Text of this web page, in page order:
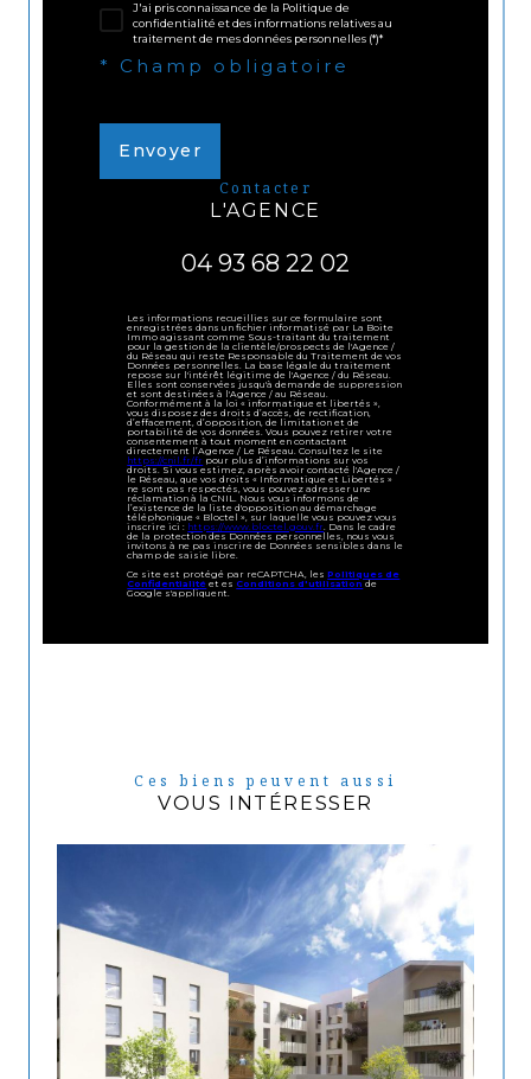
J'ai pris connaissance de la Politique de
confidentialité et des informations relatives au
traitement de mes données personnelles (*)*
* Champ obligatoire
Envoyer
contacter
L'AGENCE
04 93 68 22 02
Les informations recueillies sur ce formulaire sont
enregistrées dans un fichier informatisé par La Boite
Immo agissant comme Sous-traitant du traitement
pour la gestion de la clientèle/prospects de l'Agence /
du Réseau qui reste Responsable du Traitement de vos
Données personnelles. La base légale du traitement
repose sur l'intérêt légitime de l'Agence / du Réseau.
Elles sont conservées jusqu'à demande de suppression
et sont destinées à l'Agence / au Réseau.
Conformément à la loi « informatique et libertés »,
vous disposez des droits d’accès, de rectification,
d’effacement, d’opposition, de limitation et de
portabilité de vos données. Vous pouvez retirer votre
consentement à tout moment en contactant
directement l’Agence / Le Réseau. Consultez le site
https://cnil.fr/fr pour plus d’informations sur vos
droits. Si vous estimez, après avoir contacté l'Agence /
le Réseau, que vos droits « Informatique et Libertés »
ne sont pas respectés, vous pouvez adresser une
réclamation à la CNIL. Nous vous informons de
l’existence de la liste d'opposition au démarchage
téléphonique « Bloctel », sur laquelle vous pouvez vous
inscrire ici : https://www.bloctel.gouv.fr . Dans le cadre
de la protection des Données personnelles, nous vous
invitons à ne pas inscrire de Données sensibles dans le
champ de saisie libre.
Ce site est protégé par reCAPTCHA, lesPolitiques de
Confidentialité et esConditions d'utilisationde
Google s'appliquent.
Ces biens peuvent aussi
VOUS INTÉRESSER